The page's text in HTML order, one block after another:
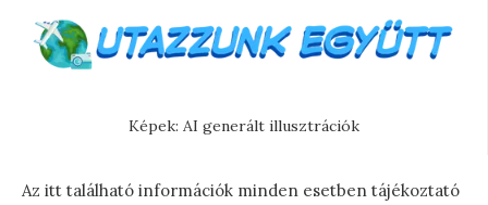
Képek: AI generált illusztrációk
Az itt található információk minden esetben tájékoztató